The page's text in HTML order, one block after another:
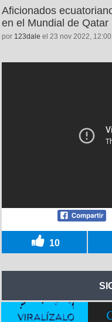
Aficionados
en el Mundial de Qatar
por 123dale el 23 nov 2022, 12:00
10